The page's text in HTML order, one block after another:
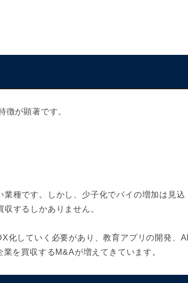
徴が顕著です。
種です。しかし、少子化でパイの増加は見込
するしかありません。
化していく必要があり、教育アプリの開発、AI
を買収するM&Aが増えてきています。